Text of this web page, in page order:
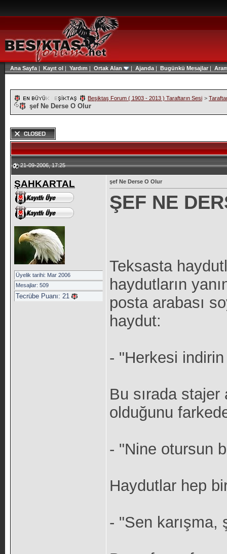
Ana Sayfa | Kayıt ol | Yardım | Ortak Alan | Ajanda | Bugünkü Mesajlar|
Beşiktaş Forum ( 1903 - 2013 ) Taraftarın Sesi >
şef Ne Derse O Olur
21-09-2006, 17:25
ŞAHKARTAL
Üyelik tarihi: Mar 2006
Mesajlar: 509
Tecrübe Puanı: 21
şef Ne Derse O Olur
ŞEF NE
Teksasta
haydutların
posta arabası
haydut:
- "Herkesi
Bu sırada
olduğunu
- "Nine otursun
Haydutlar hep
- "Sen karışma,